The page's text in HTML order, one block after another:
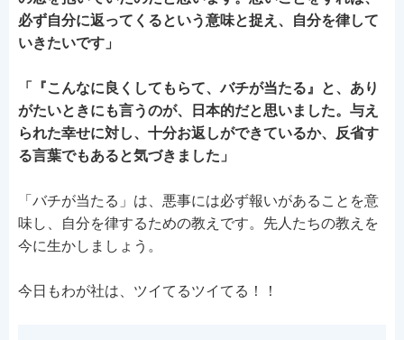
必ず自分に返ってくるという意味と捉え、自分を律して
いきたいです 」
「『こんなに良くしてもらて、バチが当たる』と、あり
がたいときにも言うのが、日本的だと思いました。与え
られた幸せに対し、十分お返しができているか、反省す
る言葉でもあると気づきました」
「バチが当たる」は、悪事には必ず報いがあることを意
味し、自分を律するための教えです。先人たちの教えを
今に生かしましょう。
今日もわが社は、ツイてるツイてる！！